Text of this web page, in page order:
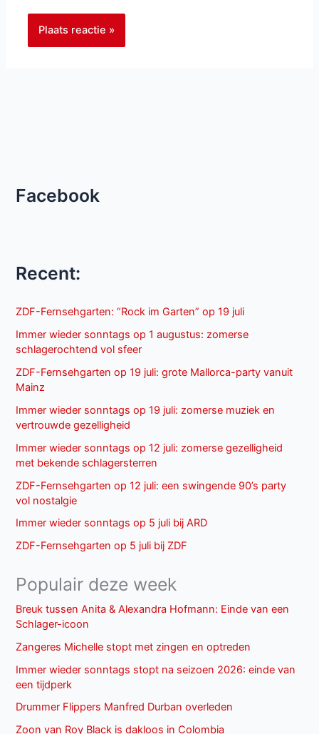
Facebook
Recent:
ZDF-Fernsehgarten: “Rock im Garten” op 19 juli
Immer wieder sonntags op 1 augustus: zomerse
schlagerochtend vol sfeer
ZDF-Fernsehgarten op 19 juli: grote Mallorca-party vanuit
Mainz
Immer wieder sonntags op 19 juli: zomerse muziek en
vertrouwde gezelligheid
Immer wieder sonntags op 12 juli: zomerse gezelligheid
met bekende schlagersterren
ZDF-Fernsehgarten op 12 juli: een swingende 90’s party
vol nostalgie
Immer wieder sonntags op 5 juli bij ARD
ZDF-Fernsehgarten op 5 juli bij ZDF
Populair deze week
Breuk tussen Anita & Alexandra Hofmann: Einde van een
Schlager-icoon
Zangeres Michelle stopt met zingen en optreden
Immer wieder sonntags stopt na seizoen 2026: einde van
een tijdperk
Drummer Flippers Manfred Durban overleden
Zoon van Roy Black is dakloos in Colombia